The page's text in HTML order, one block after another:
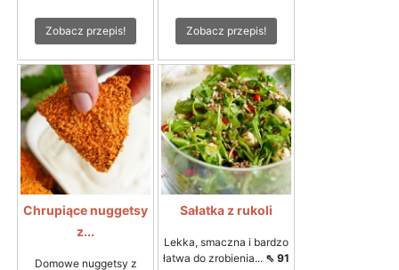
Zobacz przepis! Zobacz przepis!
Chrupiące nuggetsy
z...
Domowe nuggetsy z
Sałatka z rukoli
Lekka, smaczna i bardzo
łatwa do zrobienia... ⇖ 91